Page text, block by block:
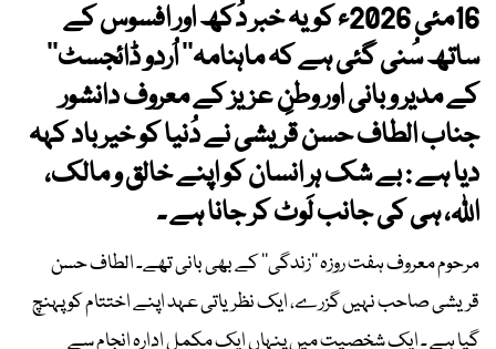
16مئی 2026ء کویہ خبر دُکھ اور افسوس کے
ساتھ سُنی گئی ہے کہ ماہنامہ’’ اُردو ڈائجسٹ‘‘
کے مدیر و بانی اور وطنِ عزیز کے معروف دانشور
جناب الطاف حسن قریشی نے دُنیا کو خیر باد کہہ
دیا ہے : بے شک ہر انسان کو اپنے خالق و مالک،
اللہ، ہی کی جانب لَوٹ کر جانا ہے ۔
مرحوم معروف ہفت روزہ ’’زندگی‘‘ کے بھی بانی تھے۔ الطاف حسن
قریشی صاحب نہیں گزرے، ایک نظریاتی عہد اپنے اختتام کو پہنچ
گیا ہے ۔ ایک شخصیت میں پنہاں ایک مکمل ادارہ انجام سے